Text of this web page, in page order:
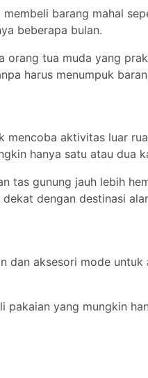
barang mahal
beberapa bulan.
orang tua muda yang
harus menumpuk
mencoba aktivitas luar
hanya satu atau dua
tas gunung jauh lebih
dengan destinasi
dan aksesori mode untuk
pakaian yang mungkin